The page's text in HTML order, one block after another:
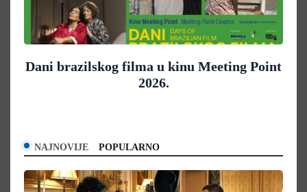
Dani brazilskog filma u kinu Meeting Point
2026.
NAJNOVIJE POPULARNO